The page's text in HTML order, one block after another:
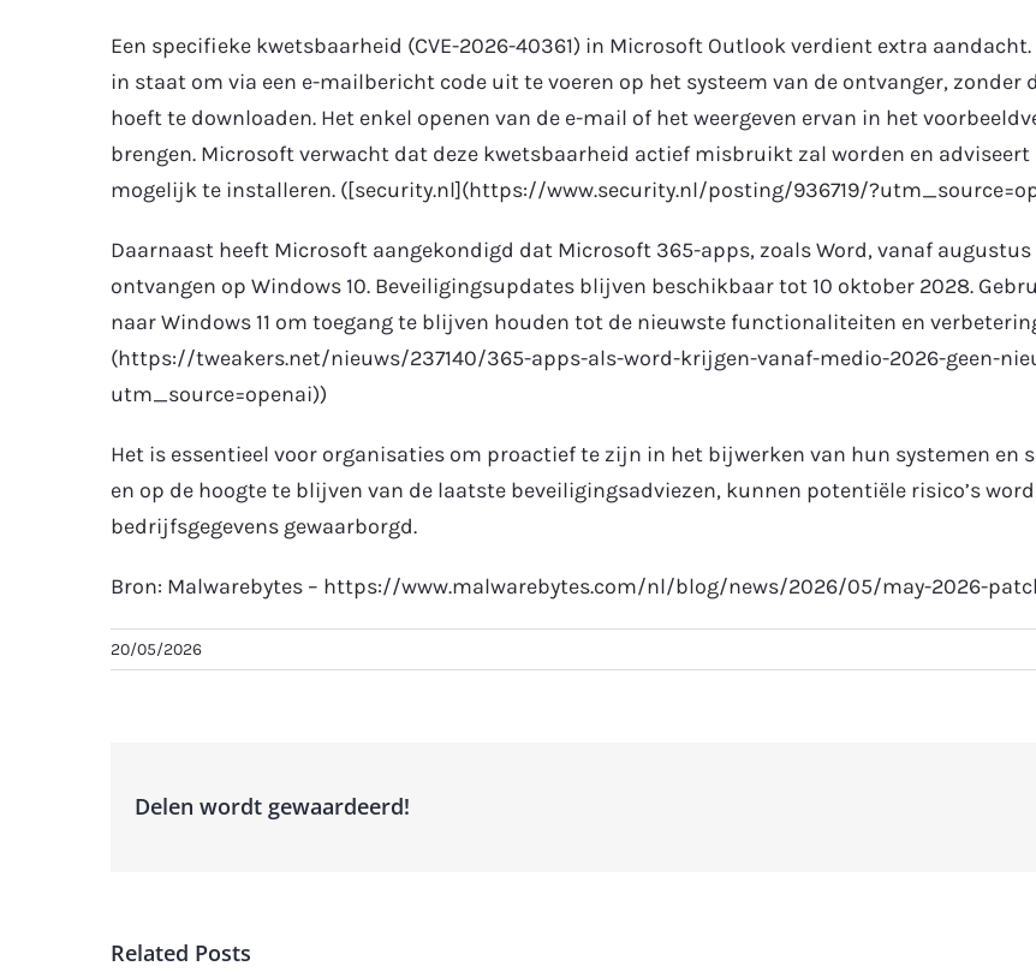
Een specifieke kwetsbaarheid (CVE-2026-40361) in Microsoft Outlook verdient extra
in staat om via een e-mailbericht code uit te voeren op het systeem van de ontvanger, zonder
hoeft te downloaden. Het enkel openen van de e-mail of het weergeven ervan in het
brengen. Microsoft verwacht dat deze kwetsbaarheid actief misbruikt zal worden en
mogelijk te installeren. ([security.nl](https://www.security.nl/posting/936719/
Daarnaast heeft Microsoft aangekondigd dat Microsoft 365-apps, zoals Word, vanaf
ontvangen op Windows 10. Beveiligingsupdates blijven beschikbaar tot 10 oktober 2028.
naar Windows 11 om toegang te blijven houden tot de nieuwste functionaliteiten en
(https://tweakers.net/nieuws/237140/365-apps-als-word-krijgen-vanaf-medio-2026-geen-
utm_source=openai))
Het is essentieel voor organisaties om proactief te zijn in het bijwerken van hun systemen en
en op de hoogte te blijven van de laatste beveiligingsadviezen, kunnen potentiële risico’s
bedrijfsgegevens gewaarborgd.
Bron: Malwarebytes – https://www.malwarebytes.com/nl/blog/news/2026/05/may-2026-
20/05/2026
Delen wordt gewaardeerd!
Related Posts